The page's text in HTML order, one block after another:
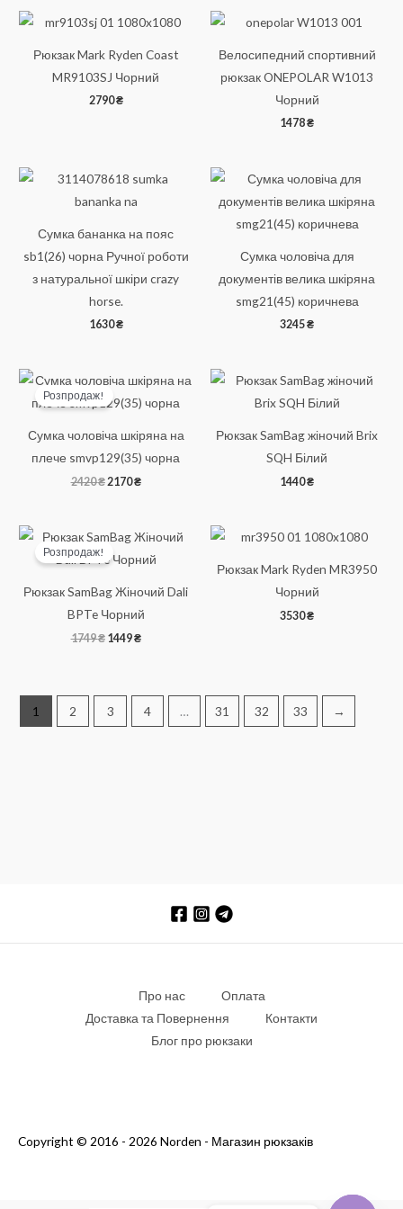
Рюкзак Mark Ryden Coast
MR9103SJ Чорний
2790₴
Велосипедний спортивний
рюкзак ONEPOLAR W1013
Чорний
1478₴
Сумка бананка на пояс
sb1(26) чорна Ручної роботи
з натуральної шкіри crazy
horse.
1630₴
Сумка чоловіча для
документів велика шкіряна
smg21(45) коричнева
3245₴
Розпродаж!
Сумка чоловіча шкіряна на
плече smvp129(35) чорна
2420₴ Оригінальна
2170₴Поточна
Рюкзак SamBag жіночий Brix
SQH Білий
1440₴
Розпродаж!
Рюкзак SamBag Жіночий Dali
BPTe Чорний
1749₴ Оригінальна
1449₴Поточна
Рюкзак Mark Ryden MR3950
Чорний
3530₴
1 2 3 4 … 31 32 33 →
Про нас
Оплата
Доставка та Повернення
Контакти
Блог про рюкзаки
Copyright © 2016 - 2026 Norden - Магазин рюкзаків